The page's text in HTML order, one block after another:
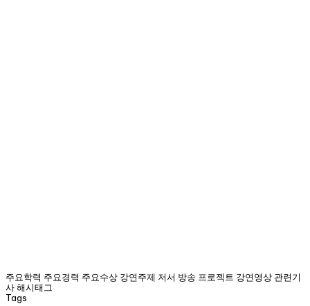
주요학력 주요경력 주요수상 강연주제 저서 방송 프로젝트 강연영상 관련기
사 해시태그
Tags